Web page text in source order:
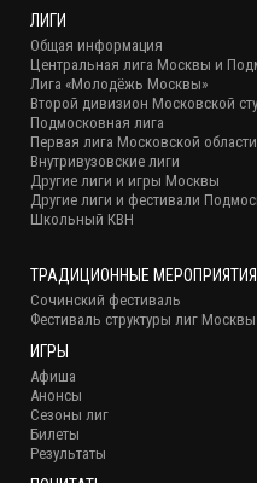
ЛИГИ
Общая информация
Центральная лига Москвы и
Лига «Молодёжь Москвы»
Второй дивизион Московской
Подмосковная лига
Первая лига Московской области
Внутривузовские лиги
Другие лиги и игры Москвы
Другие лиги и фестивали
Школьный КВН
ТРАДИЦИОННЫЕ МЕРОПРИЯТИЯ
Сочинский фестиваль
Фестиваль структуры лиг
ИГРЫ
Афиша
Анонсы
Сезоны лиг
Билеты
Результаты